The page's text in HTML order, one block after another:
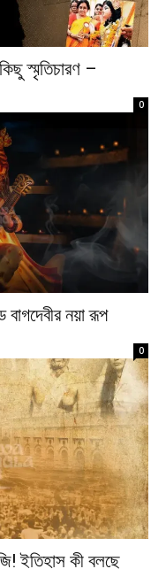
স্মৃতিচারণ –
0
বাগদেবীর নয়া রূপ
0
ইতিহাস কী বলছে